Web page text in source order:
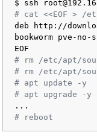
# cat <<EOF > /
deb http://
bookworm pve-
# rm /etc/apt/
# rm /etc/apt/
# apt update -y
# apt upgrade -y
# reboot